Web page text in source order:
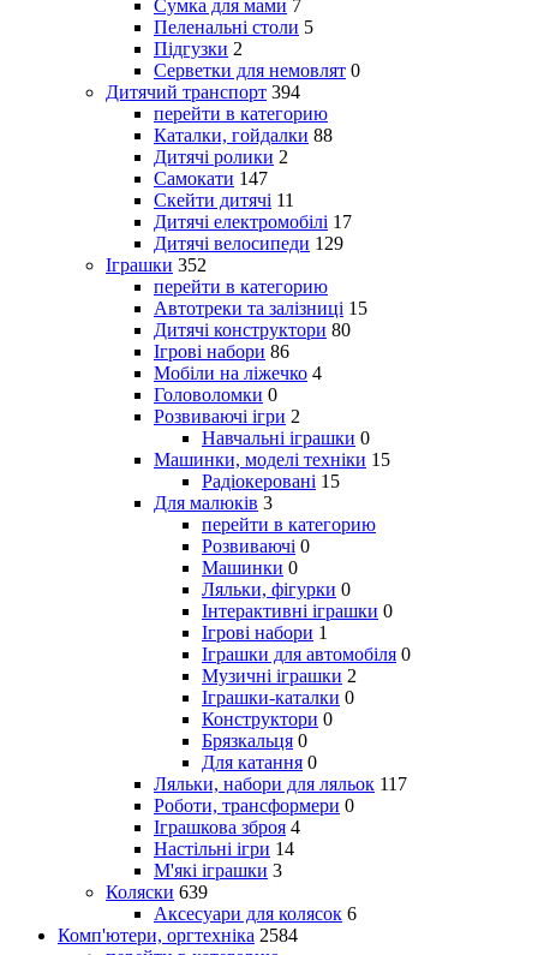
Сумка для мами 7
Пеленальні столи 5
Підгузки 2
Серветки для немовлят 0
Дитячий транспорт 394
перейти в категорию
Каталки, гойдалки 88
Дитячі ролики 2
Самокати 147
Скейти дитячі 11
Дитячі електромобілі 17
Дитячі велосипеди 129
Іграшки 352
перейти в категорию
Автотреки та залізниці 15
Дитячі конструктори 80
Ігрові набори 86
Мобіли на ліжечко 4
Головоломки 0
Розвиваючі ігри 2
Навчальні іграшки 0
Машинки, моделі техніки 15
Радіокеровані 15
Для малюків 3
перейти в категорию
Розвиваючі 0
Машинки 0
Ляльки, фігурки 0
Інтерактивні іграшки 0
Ігрові набори 1
Іграшки для автомобіля 0
Музичні іграшки 2
Іграшки-каталки 0
Конструктори 0
Брязкальця 0
Для катання 0
Ляльки, набори для ляльок 117
Роботи, трансформери 0
Іграшкова зброя 4
Настільні ігри 14
М'які іграшки 3
Коляски 639
Аксесуари для колясок 6
Комп'ютери, оргтехніка 2584